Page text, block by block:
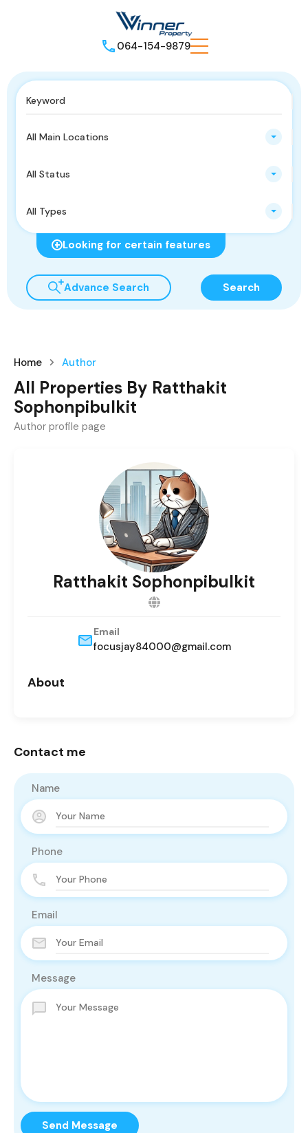
064-154-9879
All Main Locations
All Status
All Types
Looking for certain features
Advance Search Search
Home Author
All Properties By Ratthakit
Sophonpibulkit
Author profile page
Ratthakit Sophonpibulkit
Email
focusjay84000@gmail.com
About
Contact me
Name
Phone
Email
Message
Send Message